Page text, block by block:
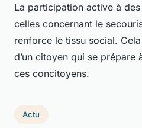
La participation active à
celles concernant le
renforce le tissu social.
d’un citoyen qui se prépare
ces concitoyens.
Actu